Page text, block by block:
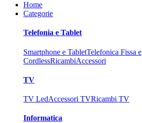
Home
Categorie
Telefonia e Tablet
Smartphone e TabletTelefonica Fissa e
CordlessRicambiAccessori
TV
TV LedAccessori TVRicambi TV
Informatica